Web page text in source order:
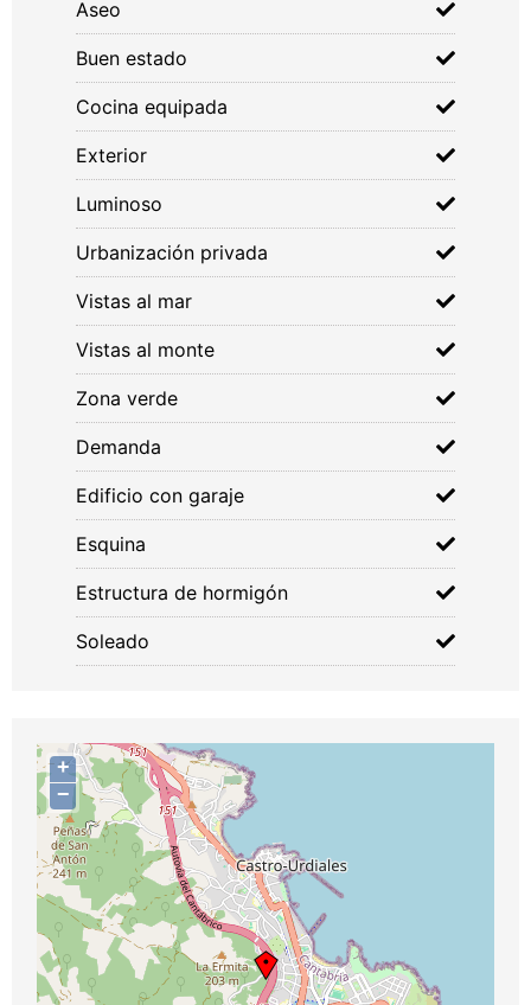
Aseo
Buen estado
Cocina equipada
Exterior
Luminoso
Urbanización privada
Vistas al mar
Vistas al monte
Zona verde
Demanda
Edificio con garaje
Esquina
Estructura de hormigón
Soleado
+
−